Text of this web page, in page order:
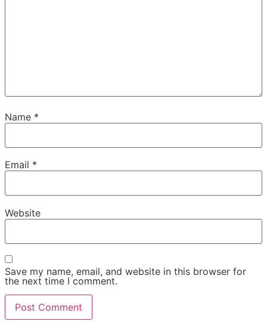
Name *
Email *
Website
Save my name, email, and website in this browser for
the next time I comment.